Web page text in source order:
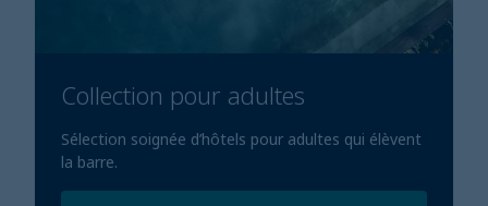
Collection pour adultes
Sélection soignée d’hôtels pour adultes qui élèvent
la barre.